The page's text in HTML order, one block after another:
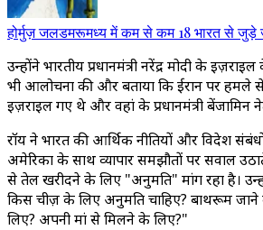
होर्मुज़ जलडमरूमध्य में कम से कम 18 भारत से जुड़े
उन्होंने भारतीय प्रधानमंत्री नरेंद्र मोदी के
भी आलोचना की और बताया कि ईरान पर हमले
इज़राइल गए थे और वहां के प्रधानमंत्री बेंजामिन
रॉय ने भारत की आर्थिक नीतियों और विदेश
अमेरिका के साथ व्यापार समझौतों पर सवाल
से तेल खरीदने के लिए "अनुमति" मांग रहा है।
किस चीज़ के लिए अनुमति चाहिए? बाथरूम जाने
लिए? अपनी मां से मिलने के लिए?"